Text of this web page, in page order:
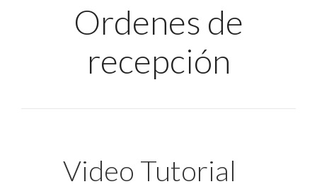
Ordenes de
recepción
Video Tutorial